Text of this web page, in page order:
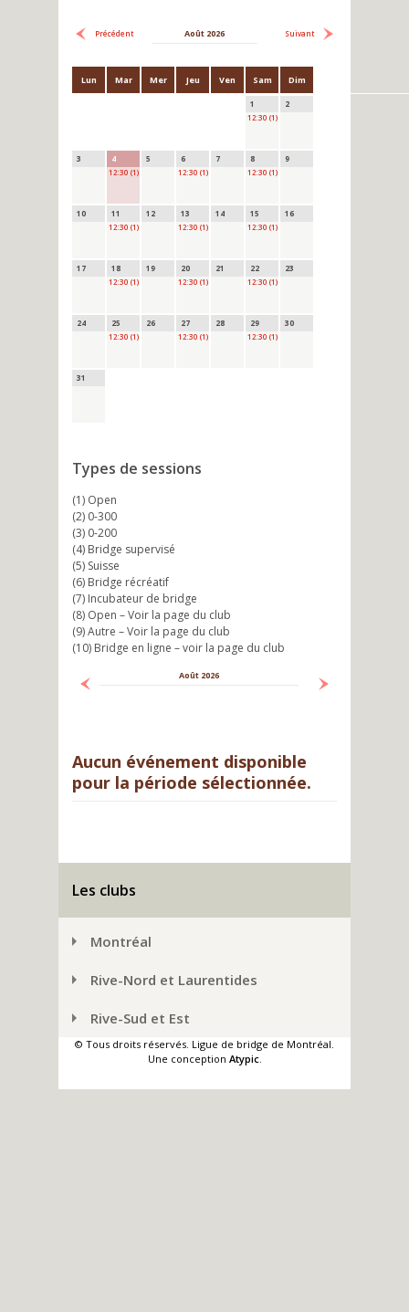
Précédent Août 2026 Suivant
Lun Mar Mer Jeu Ven Sam Dim
1
12:30 (1)
2
3
4
12:30 (1)
5
6
12:30 (1)
7
8
12:30 (1)
9
10
11
12:30 (1)
12
13
12:30 (1)
14
15
12:30 (1)
16
17
18
12:30 (1)
19
20
12:30 (1)
21
22
12:30 (1)
23
24
25
12:30 (1)
26
27
12:30 (1)
28
29
12:30 (1)
30
31
Types de sessions
(1) Open
(2) 0-300
(3) 0-200
(4) Bridge supervisé
(5) Suisse
(6) Bridge récréatif
(7) Incubateur de bridge
(8) Open – Voir la page du club
(9) Autre – Voir la page du club
(10) Bridge en ligne – voir la page du club
Août 2026
Suivant
Aucun événement disponible
pour la période sélectionnée.
Les clubs
Montréal
Rive-Nord et Laurentides
Rive-Sud et Est
© Tous droits réservés. Ligue de bridge de Montréal.
Une conception Atypic.